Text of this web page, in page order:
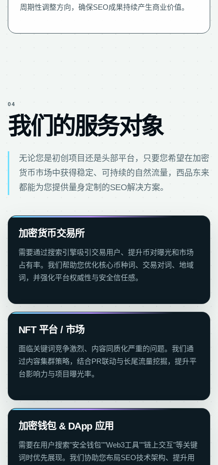
周期性调整方向，确保SEO成果持续产生商业价值。
04
我们的服务对象
无论您是初创项目还是头部平台，只要您希望在加密
货币市场中获得稳定、可持续的自然流量，西品东来
都能为您提供量身定制的SEO解决方案。
加密货币交易所
需要通过搜索引擎吸引交易用户、提升币对曝光和市场
占有率。我们帮助您优化核心币种词、交易对词、地域
词，并强化平台权威性与安全信任感。
NFT 平台 / 市场
面临关键词竞争激烈、内容同质化严重的问题。我们通
过内容集群策略，结合PR联动与长尾流量挖掘，提升平
台影响力与项目曝光率。
加密钱包 & DApp 应用
需要在用户搜索"安全钱包""Web3工具""链上交互"等关键
词时优先展现。我们协助您布局SEO技术架构、提升用